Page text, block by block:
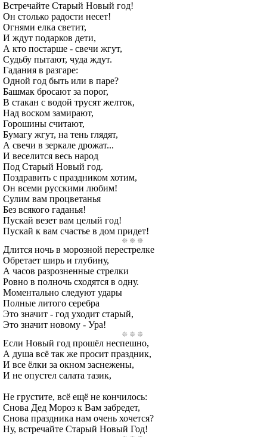
Встречайте Старый Новый год!
Он столько радости несет!
Огнями елка светит,
И ждут подарков дети,
А кто постарше - свечи жгут,
Судьбу пытают, чуда ждут.
Гадания в разгаре:
Одной год быть или в паре?
Башмак бросают за порог,
В стакан с водой трусят желток,
Над воском замирают,
Горошины считают,
Бумагу жгут, на тень глядят,
А свечи в зеркале дрожат...
И веселится весь народ
Под Старый Новый год.
Поздравить с праздником хотим,
Он всеми русскими любим!
Сулим вам процветанья
Без всякого гаданья!
Пускай везет вам целый год!
Пускай к вам счастье в дом придет!
Длится ночь в морозной перестрелке
Обретает ширь и глубину,
А часов разрозненные стрелки
Ровно в полночь сходятся в одну.
Моментально следуют удары
Полные литого серебра
Это значит - год уходит старый,
Это значит новому - Ура!
Если Новый год прошёл неспешно,
А душа всё так же просит праздник,
И все ёлки за окном заснежены,
И не опустел салата тазик,
Не грустите, всё ещё не кончилось:
Снова Дед Мороз к Вам забредет,
Снова праздника нам очень хочется?
Ну, встречайте Старый Новый Год!